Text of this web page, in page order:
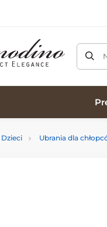
Dzieci Ubrania dla